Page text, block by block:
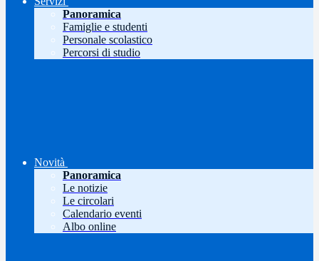
Panoramica
Famiglie e studenti
Personale scolastico
Percorsi di studio
Novità
Panoramica
Le notizie
Le circolari
Calendario eventi
Albo online